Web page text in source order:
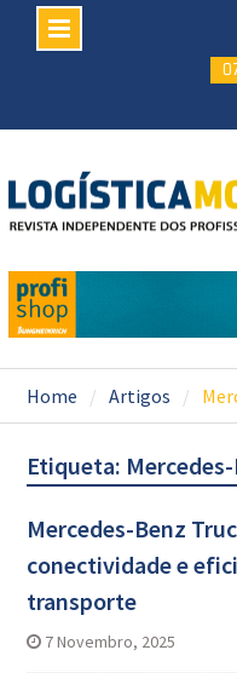
content
Home Artigos
Etiqueta:
Mercedes-Benz
conectividade e
transporte
7 Novembro, 2025